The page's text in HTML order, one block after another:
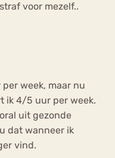
voor mezelf..
per week, maar nu
ik 4/5 uur per week.
uit gezonde
dat wanneer ik
vind.